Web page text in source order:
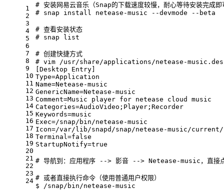
1
2
3
4
5
6
7
8
9
10
11
12
13
14
15
16
17
18
19
20
21
22
23
24
# 安装网易云音乐（Snap的下载速度较慢，耐心等待安装完成即
# snap install netease-music --devmode --beta
# 查看安装状态
# snap list
# 创建快捷方式
# vim /usr/share/applications/netease-
[Desktop Entry]
Type=Application
Name=Netease-music
GenericName=Netease-music
Comment=Music player for netease cloud music
Categories=AudioVideo;Player;Recorder
Keywords=music
Exec=/snap/bin/netease-music
Icon=/var/lib/snapd/snap/netease-music/
Terminal=false
StartupNotify=true
# 导航到：应用程序 --> 影音 --> Netease-music，直接点
# 或者直接执行命令（使用普通用户权限）
$ /snap/bin/netease-music